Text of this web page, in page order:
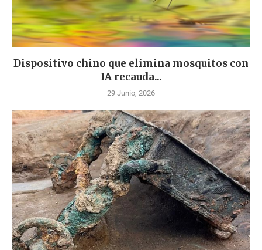
Dispositivo chino que elimina mosquitos con
IA recauda...
29 Junio, 2026